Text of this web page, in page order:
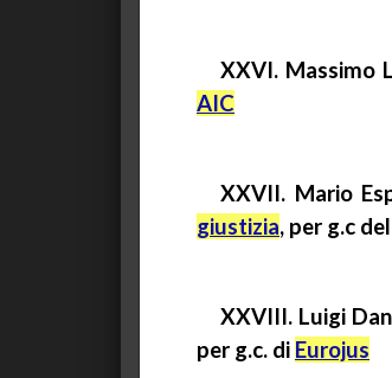
XXVI. Massimo
AIC
XXVII. Mario
giustizia, per g.c
XXVIII. Luigi
per g.c. di Eurojus